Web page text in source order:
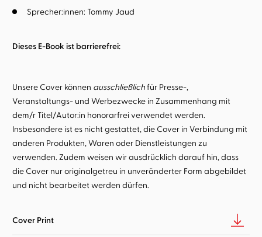
Sprecher:innen: Tommy Jaud
Dieses E-Book ist barrierefrei:
Unsere Cover können ausschließlichfür Presse-,
Veranstaltungs- und Werbezwecke in Zusammenhang mit
dem/r Titel/Autor:in honorarfrei verwendet werden.
Insbesondere ist es nicht gestattet, die Cover in Verbindung mit
anderen Produkten, Waren oder Dienstleistungen zu
verwenden. Zudem weisen wir ausdrücklich darauf hin, dass
die Cover nur originalgetreu in unveränderter Form abgebildet
und nicht bearbeitet werden dürfen.
Cover Print